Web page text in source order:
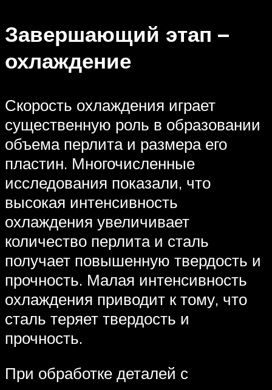
Завершающий этап –
охлаждение
Скорость охлаждения играет
существенную роль в образовании
объема перлита и размера его
пластин. Многочисленные
исследования показали, что
высокая интенсивность
охлаждения увеличивает
количество перлита и сталь
получает повышенную твердость и
прочность. Малая интенсивность
охлаждения приводит к тому, что
сталь теряет твердость и
прочность.
При обработке деталей с